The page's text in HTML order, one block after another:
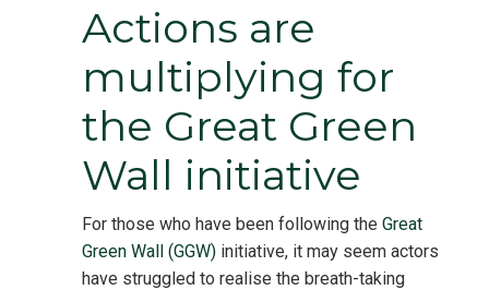
Actions are
multiplying for
the Great Green
Wall initiative
For those who have been following the Great
Green Wall (GGW) initiative, it may seem actors
have struggled to realise the breath-taking